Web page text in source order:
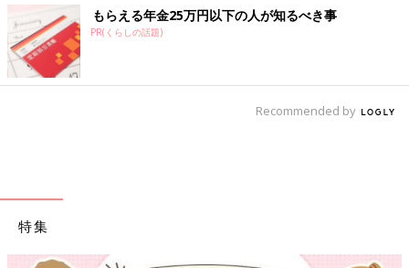
もらえる年金25万円以下の人が知るべき事
PR(くらしの話題)
Recommended by
特集